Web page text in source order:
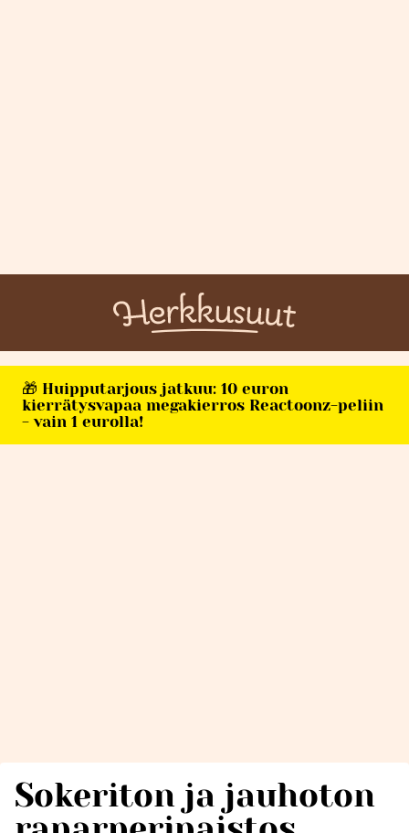
🎁 Huipputarjous jatkuu: 10 euron
kierrätysvapaa megakierros Reactoonz-peliin
- vain 1 eurolla!
Sokeriton ja jauhoton